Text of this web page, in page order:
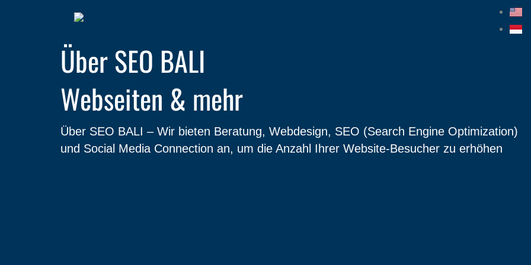
Über SEO BALI
Webseiten & mehr
Über SEO BALI – Wir bieten Beratung, Webdesign, SEO (Search Engine Optimization)
und Social Media Connection an, um die Anzahl Ihrer Website-Besucher zu erhöhen